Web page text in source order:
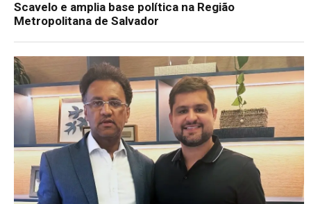
Scavelo e amplia base política na Região
Metropolitana de Salvador